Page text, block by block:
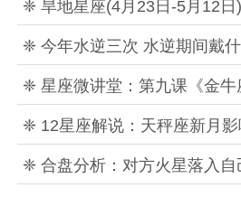
❈ 旱地星座(4月23日-5月12日
❈ 今年水逆三次 水逆期间戴
❈ 星座微讲堂：第九课《金牛
❈ 12星座解说：天秤座新月
❈ 合盘分析：对方火星落入自